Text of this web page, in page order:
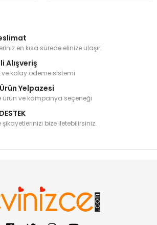
en kısa sürede elinize ulaşır.
Alışveriş
ve kolay ödeme sistemi
Yelpazesi
ürün ve kampanya seçeneği
şikayetlerinizi bize iletebilirsiniz.